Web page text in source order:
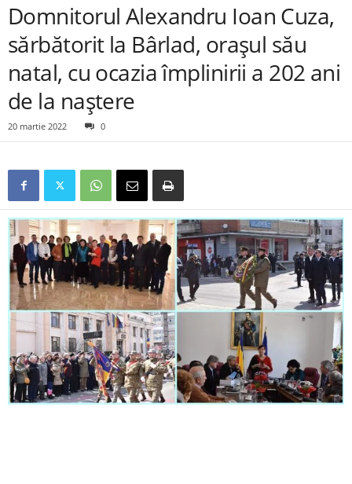
Domnitorul Alexandru Ioan Cuza,
sărbătorit la Bârlad, orașul său
natal, cu ocazia împlinirii a 202 ani
de la naștere
20 martie 2022 0